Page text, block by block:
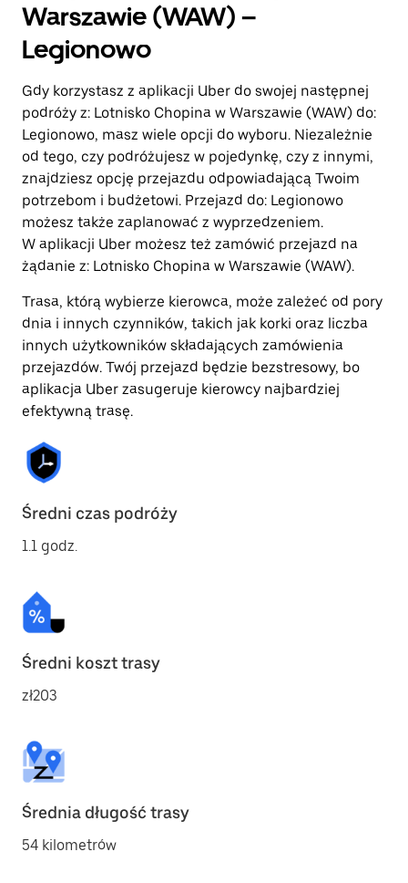
Warszawie (WAW) –
Legionowo
Gdy korzystasz z aplikacji Uber do swojej następnej
podróży z: Lotnisko Chopina w Warszawie (WAW) do:
Legionowo, masz wiele opcji do wyboru. Niezależnie
od tego, czy podróżujesz w pojedynkę, czy z innymi,
znajdziesz opcję przejazdu odpowiadającą Twoim
potrzebom i budżetowi. Przejazd do: Legionowo
możesz także zaplanować z wyprzedzeniem.
W aplikacji Uber możesz też zamówić przejazd na
żądanie z: Lotnisko Chopina w Warszawie (WAW).
Trasa, którą wybierze kierowca, może zależeć od pory
dnia i innych czynników, takich jak korki oraz liczba
innych użytkowników składających zamówienia
przejazdów. Twój przejazd będzie bezstresowy, bo
aplikacja Uber zasugeruje kierowcy najbardziej
efektywną trasę.
Średni czas podróży
1.1 godz.
Średni koszt trasy
zł203
Średnia długość trasy
54 kilometrów